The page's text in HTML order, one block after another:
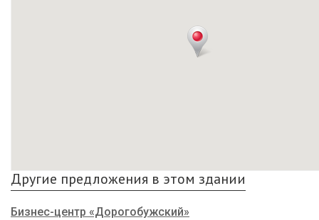
Другие предложения в этом здании
Бизнес-центр «Дорогобужский»